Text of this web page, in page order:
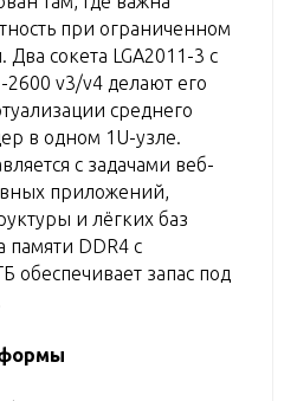
при ограниченном
Два сокета LGA2011-3 с
v3/v4 делают его
среднего
в одном 1U-узле.
с задачами веб-
приложений,
и лёгких баз
памяти DDR4 с
обеспечивает запас под